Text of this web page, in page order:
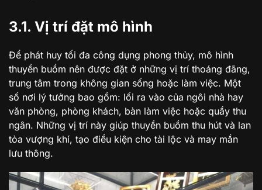
3.1. Vị trí đặt mô hình
Để phát huy tối đa công dụng phong thủy, mô hình
thuyền buồm nên được đặt ở những vị trí thoáng đãng,
trung tâm trong không gian sống hoặc làm việc. Một
số nơi lý tưởng bao gồm: lối ra vào của ngôi nhà hay
văn phòng, phòng khách, bàn làm việc hoặc quầy thu
ngân. Những vị trí này giúp thuyền buồm thu hút và lan
tỏa vượng khí, tạo điều kiện cho tài lộc và may mắn
lưu thông.